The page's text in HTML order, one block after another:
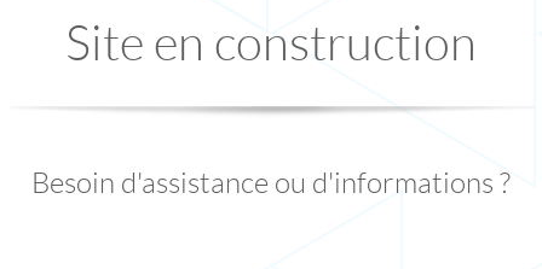
Site en construction
Besoin d'assistance ou d'informations ?